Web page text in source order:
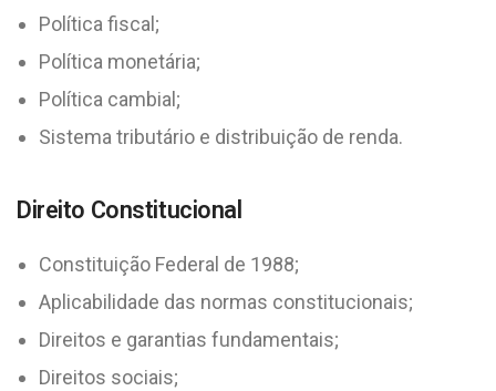
Política fiscal;
Política monetária;
Política cambial;
Sistema tributário e distribuição de renda.
Direito Constitucional
Constituição Federal de 1988;
Aplicabilidade das normas constitucionais;
Direitos e garantias fundamentais;
Direitos sociais;